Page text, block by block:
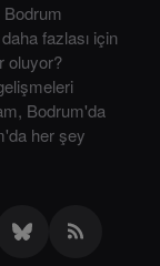
Bodrum
fazlası için
oluyor?
Bodrum'da
her şey